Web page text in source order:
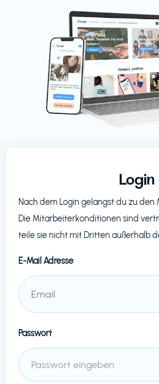
Login
Nach dem Login gelangst du zu
Die Mitarbeiterkonditionen sind
teile sie nicht mit Dritten außerhalb
E-Mail Adresse
Passwort